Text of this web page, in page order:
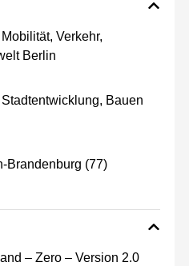
Verkehr,
Berlin
Bauen
Brandenburg (77)
– Zero – Version 2.0